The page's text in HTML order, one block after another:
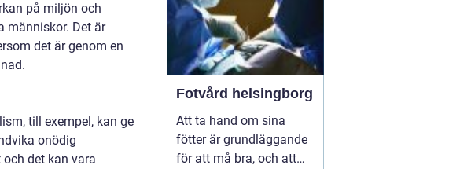
på miljön och
människor. Det är
det är genom en
till exempel, kan ge
onödig
det kan vara
Fotvård helsingborg
Att ta hand om sina
fötter är grundläggande
för att må bra, och att